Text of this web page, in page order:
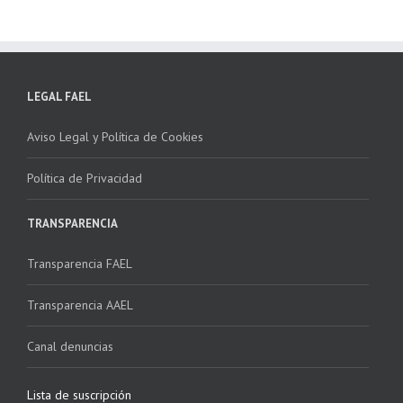
LEGAL FAEL
Aviso Legal y Política de Cookies
Política de Privacidad
TRANSPARENCIA
Transparencia FAEL
Transparencia AAEL
Canal denuncias
Lista de suscripción